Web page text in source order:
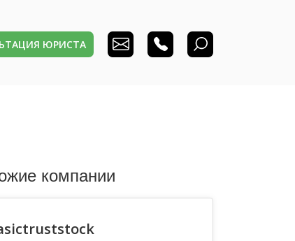
ЮРИСТА
компании